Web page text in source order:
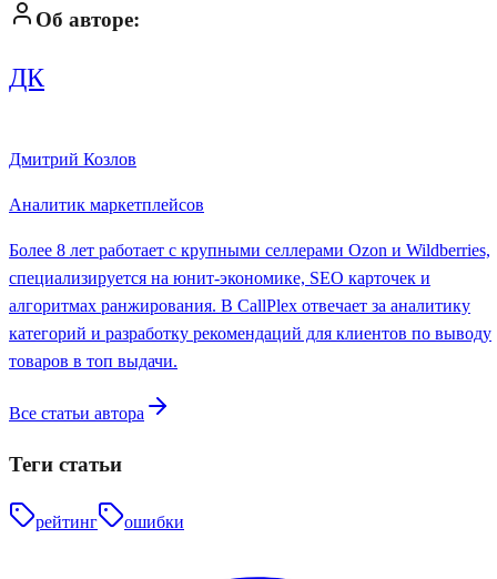
Об авторе:
ДК
Дмитрий Козлов
Аналитик маркетплейсов
Более 8 лет работает с крупными селлерами Ozon и Wildberries,
специализируется на юнит-экономике, SEO карточек и
алгоритмах ранжирования. В CallPlex отвечает за аналитику
категорий и разработку рекомендаций для клиентов по выводу
товаров в топ выдачи.
Все статьи автора
Теги статьи
рейтинг ошибки